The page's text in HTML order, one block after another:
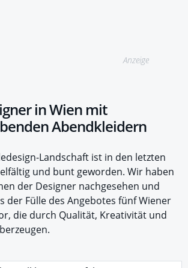
Anzeige
in Wien mit
Abendkleidern
Landschaft ist in den letzten
und bunt geworden. Wir haben
der Designer nachgesehen und
der Fülle des Angebotes fünf Wiener
die durch Qualität, Kreativität und